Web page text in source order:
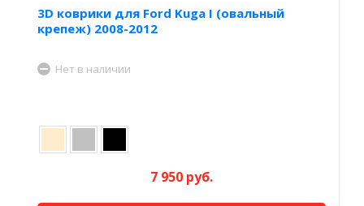
3D коврики для Ford Kuga I (овальный
крепеж) 2008-2012
Нет в наличии
7 950 руб.